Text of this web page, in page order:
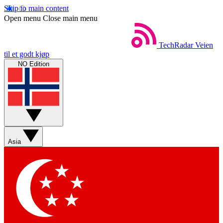
Skip to main content
Open menu Close main menu
TechRadar Veien
til et godt kjøp
NO Edition
Asia